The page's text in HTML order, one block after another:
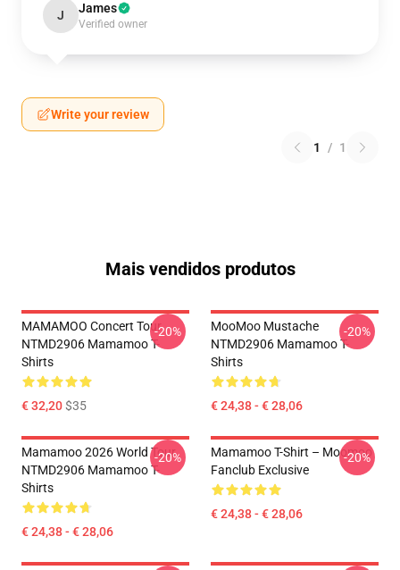
J James
Verified owner
Write your review
1 / 1
Mais vendidos produtos
MAMAMOO Concert Tour
NTMD2906 Mamamoo T-
Shirts
€ 32,20$35
-20%
MooMoo Mustache
NTMD2906 Mamamoo T-
Shirts
€ 24,38 - € 28,06
-20%
Mamamoo 2026 World Tour
NTMD2906 Mamamoo T-
Shirts
€ 24,38 - € 28,06
-20%
Mamamoo T-Shirt – Moomoo
Fanclub Exclusive
€ 24,38 - € 28,06
-20%